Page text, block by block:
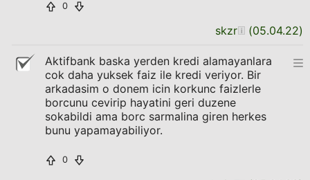
0
skzr (05.04.22)
Aktifbank baska yerden kredi alamayanlara
cok daha yuksek faiz ile kredi veriyor. Bir
arkadasim o donem icin korkunc faizlerle
borcunu cevirip hayatini geri duzene
sokabildi ama borc sarmalina giren herkes
bunu yapamayabiliyor.
0